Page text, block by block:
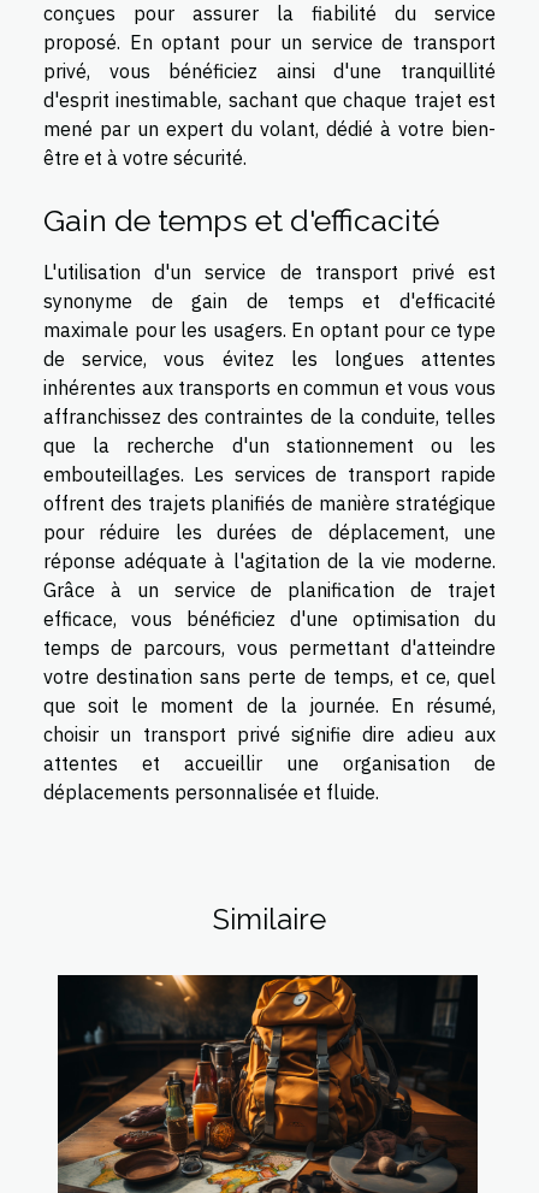
conçues pour assurer la fiabilité du service
proposé. En optant pour un service de transport
privé, vous bénéficiez ainsi d'une tranquillité
d'esprit inestimable, sachant que chaque trajet est
mené par un expert du volant, dédié à votre bien-
être et à votre sécurité.
Gain de temps et d'efficacité
L'utilisation d'un service de transport privé est
synonyme de gain de temps et d'efficacité
maximale pour les usagers. En optant pour ce type
de service, vous évitez les longues attentes
inhérentes aux transports en commun et vous vous
affranchissez des contraintes de la conduite, telles
que la recherche d'un stationnement ou les
embouteillages. Les services de transport rapide
offrent des trajets planifiés de manière stratégique
pour réduire les durées de déplacement, une
réponse adéquate à l'agitation de la vie moderne.
Grâce à un service de planification de trajet
efficace, vous bénéficiez d'une optimisation du
temps de parcours, vous permettant d'atteindre
votre destination sans perte de temps, et ce, quel
que soit le moment de la journée. En résumé,
choisir un transport privé signifie dire adieu aux
attentes et accueillir une organisation de
déplacements personnalisée et fluide.
Similaire